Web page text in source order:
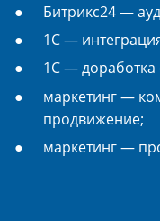
Битрикс24 —
1С —
1С — доработка
маркетинг —
продвижение;
маркетинг —